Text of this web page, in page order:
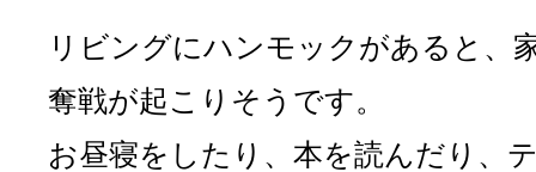
リビングにハンモックがあると、
奪戦が起こりそうです。
お昼寝をしたり、本を読んだり、